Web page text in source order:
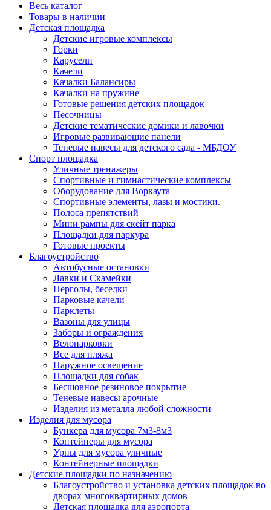
Весь каталог
Товары в наличии
Детская площадка
Детские игровые комплексы
Горки
Карусели
Качели
Качалки Балансиры
Качалки на пружине
Готовые решения детских площадок
Песочницы
Детские тематические домики и лавочки
Игровые развивающие панели
Теневые навесы для детского сада - МБДОУ
Спорт площадка
Уличные тренажеры
Спортивные и гимнастические комплексы
Оборудование для Воркаута
Спортивные элементы, лазы и мостики.
Полоса препятствий
Мини рампы для скейт парка
Площадки для паркура
Готовые проекты
Благоустройство
Автобусные остановки
Лавки и Скамейки
Перголы, беседки
Парковые качели
Парклеты
Вазоны для улицы
Заборы и ограждения
Велопарковки
Все для пляжа
Наружное освещение
Площадки для собак
Бесшовное резиновое покрытие
Теневые навесы арочные
Изделия из металла любой сложности
Изделия для мусора
Бункера для мусора 7м3-8м3
Контейнеры для мусора
Урны для мусора уличные
Контейнерные площадки
Детские площадки по назначению
Благоустройство и установка детских площадок во
дворах многоквартирных домов
Детская площадка для аэропорта